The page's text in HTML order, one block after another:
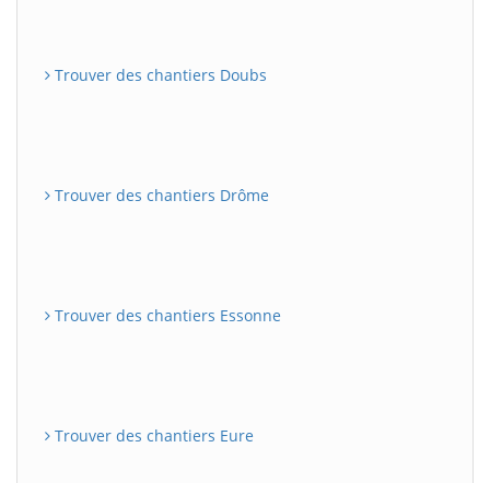
Trouver des chantiers Doubs
Trouver des chantiers Drôme
Trouver des chantiers Essonne
Trouver des chantiers Eure